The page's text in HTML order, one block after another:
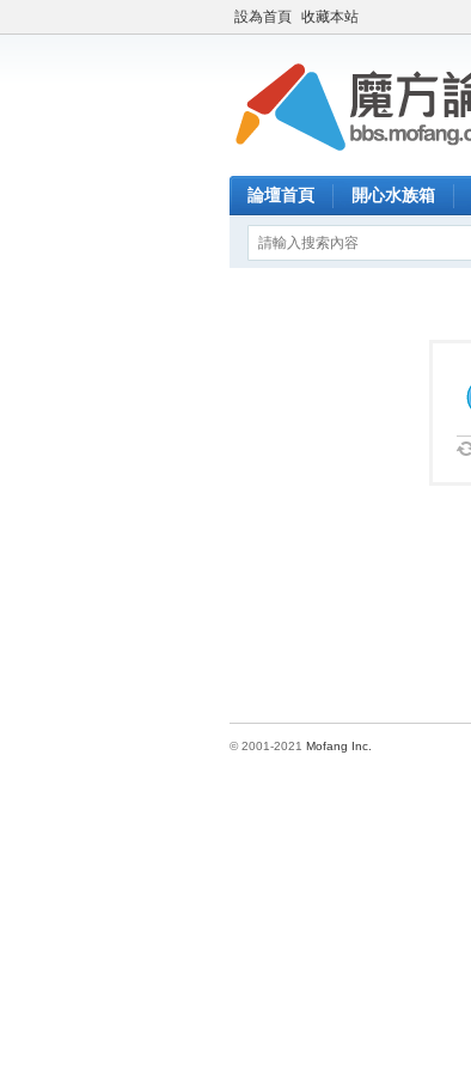
設為首頁 收藏本站
論壇首頁 開心水族箱
© 2001-2021 Mofang Inc.